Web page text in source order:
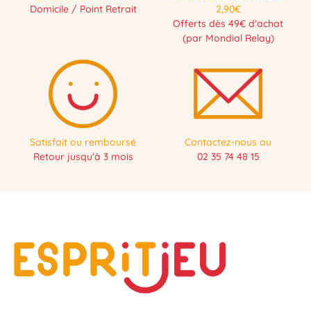
Domicile / Point Retrait
2,90€
Offerts dès 49€ d'achat
(par Mondial Relay)
Satisfait ou remboursé
Retour jusqu'à 3 mois
Contactez-nous au
02 35 74 48 15